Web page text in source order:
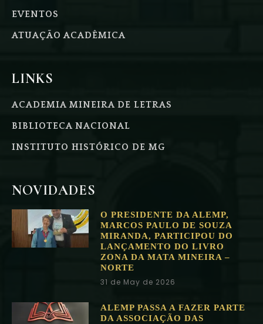
EVENTOS
ATUAÇÃO ACADÊMICA
LINKS
ACADEMIA MINEIRA DE LETRAS
BIBLIOTECA NACIONAL
INSTITUTO HISTÓRICO DE MG
NOVIDADES
O PRESIDENTE DA ALEMP,
MARCOS PAULO DE SOUZA
MIRANDA, PARTICIPOU DO
LANÇAMENTO DO LIVRO
ZONA DA MATA MINEIRA –
NORTE
31 de May de 2026
ALEMP PASSA A FAZER PARTE
DA ASSOCIAÇÃO DAS